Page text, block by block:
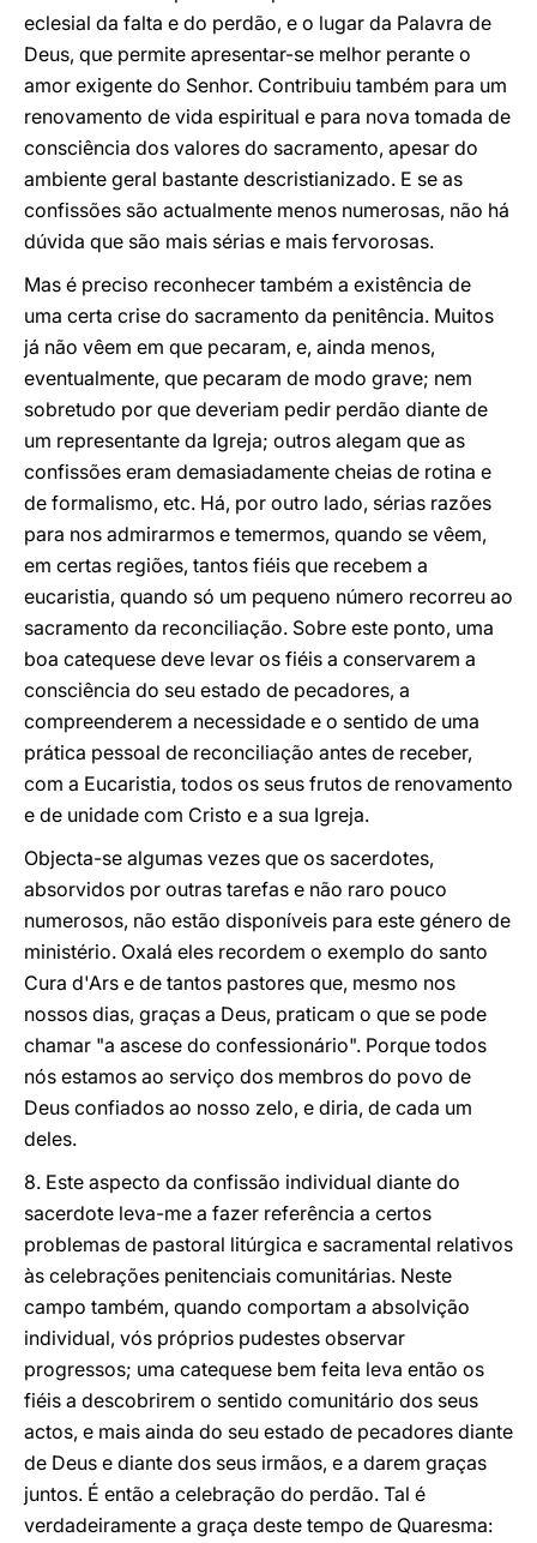
eclesial da falta e do perdão, e o lugar da Palavra de
Deus, que permite apresentar-se melhor perante o
amor exigente do Senhor. Contribuiu também para um
renovamento de vida espiritual e para nova tomada de
consciência dos valores do sacramento, apesar do
ambiente geral bastante descristianizado. E se as
confissões são actualmente menos numerosas, não há
dúvida que são mais sérias e mais fervorosas.
Mas é preciso reconhecer também a existência de
uma certa crise do sacramento da penitência. Muitos
já não vêem em que pecaram, e, ainda menos,
eventualmente, que pecaram de modo grave; nem
sobretudo por que deveriam pedir perdão diante de
um representante da Igreja; outros alegam que as
confissões eram demasiadamente cheias de rotina e
de formalismo, etc. Há, por outro lado, sérias razões
para nos admirarmos e temermos, quando se vêem,
em certas regiões, tantos fiéis que recebem a
eucaristia, quando só um pequeno número recorreu ao
sacramento da reconciliação. Sobre este ponto, uma
boa catequese deve levar os fiéis a conservarem a
consciência do seu estado de pecadores, a
compreenderem a necessidade e o sentido de uma
prática pessoal de reconciliação antes de receber,
com a Eucaristia, todos os seus frutos de renovamento
e de unidade com Cristo e a sua Igreja.
Objecta-se algumas vezes que os sacerdotes,
absorvidos por outras tarefas e não raro pouco
numerosos, não estão disponíveis para este género de
ministério. Oxalá eles recordem o exemplo do santo
Cura d'Ars e de tantos pastores que, mesmo nos
nossos dias, graças a Deus, praticam o que se pode
chamar "a ascese do confessionário". Porque todos
nós estamos ao serviço dos membros do povo de
Deus confiados ao nosso zelo, e diria, de cada um
deles.
8. Este aspecto da confissão individual diante do
sacerdote leva-me a fazer referência a certos
problemas de pastoral litúrgica e sacramental relativos
às celebrações penitenciais comunitárias. Neste
campo também, quando comportam a absolvição
individual, vós próprios pudestes observar
progressos; uma catequese bem feita leva então os
fiéis a descobrirem o sentido comunitário dos seus
actos, e mais ainda do seu estado de pecadores diante
de Deus e diante dos seus irmãos, e a darem graças
juntos. É então a celebração do perdão. Tal é
verdadeiramente a graça deste tempo de Quaresma: